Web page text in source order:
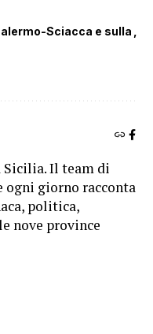
Sciacca e sulla
Sicilia. Il team di
giorno racconta
politica,
nove province